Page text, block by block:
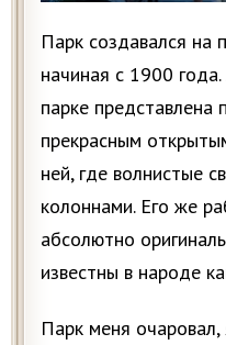
Парк создавался на
начиная с 1900
парке представлена
прекрасным
ней, где волнистые
колоннами. Его же
абсолютно
известны в народе
Парк меня